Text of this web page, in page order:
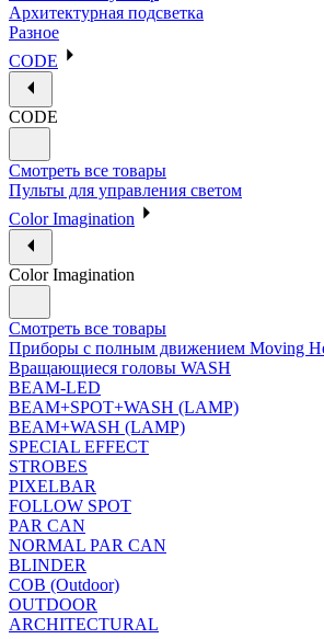
Архитектурная подсветка
Разное
CODE
CODE
Смотреть все товары
Пульты для управления светом
Color Imagination
Color Imagination
Смотреть все товары
Приборы с полным движением Moving
Вращающиеся головы WASH
BEAM-LED
BEAM+SPOT+WASH (LAMP)
BEAM+WASH (LAMP)
SPECIAL EFFECT
STROBES
PIXELBAR
FOLLOW SPOT
PAR CAN
NORMAL PAR CAN
BLINDER
COB (Outdoor)
OUTDOOR
ARCHITECTURAL